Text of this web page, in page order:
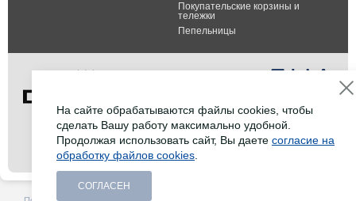
Покупательские корзины и
тележки
Пепельницы
Тел.: +7 (495) 232-07-42
Факс: +7 (495) 232-07-42
E-mail:info@durable-shop.ru
На сайте обрабатываются файлы cookies, чтобы
сделать Вашу работу максимально удобной.
Продолжая использовать сайт, Вы даете согласие на
обработку файлов cookies
СОГЛАСЕН